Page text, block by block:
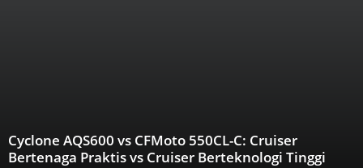
Cyclone AQS600 vs CFMoto 550CL-C: Cruiser
Bertenaga Praktis vs Cruiser Berteknologi Tinggi